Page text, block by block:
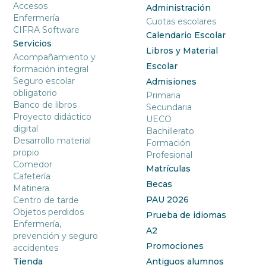
Accesos
Enfermería
CIFRA Software
Servicios
Acompañamiento y
formación integral
Seguro escolar
obligatorio
Banco de libros
Proyecto didáctico
digital
Desarrollo material
propio
Comedor
Cafetería
Matinera
Centro de tarde
Objetos perdidos
Enfermería,
prevención y seguro
accidentes
Tienda
Administración
Cuotas escolares
Calendario Escolar
Libros y Material
Escolar
Admisiones
Primaria
Secundaria
UECO
Bachillerato
Formación
Profesional
Matrículas
Becas
PAU 2026
Prueba de idiomas
A2
Promociones
Antiguos alumnos